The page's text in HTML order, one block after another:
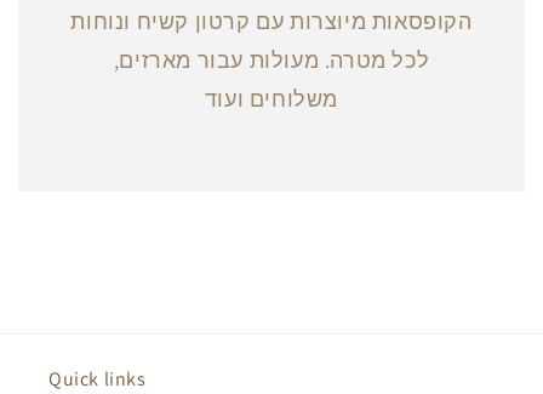
הקופסאות מיוצרות עם קרטון קשיח ונוחות
לכל מטרה. מעולות עבור מארזים,
משלוחים ועוד
Quick links